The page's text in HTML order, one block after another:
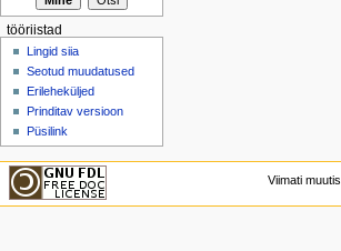
tööriistad
Lingid siia
Seotud muudatused
Erileheküljed
Prinditav versioon
Püsilink
Viimati muutis